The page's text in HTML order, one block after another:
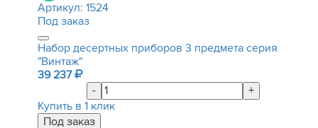
Артикул: 1524
Под заказ
Набор десертных приборов 3 предмета серия
"Винтаж"
39 237
-
+
Купить в 1 клик